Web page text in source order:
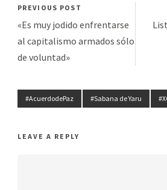
PREVIOUS POST
«Es muy jodido enfrentarse
al capitalismo armados sólo
de voluntad»
#AcuerdodePaz #Sabana de Yaru
LEAVE A REPLY